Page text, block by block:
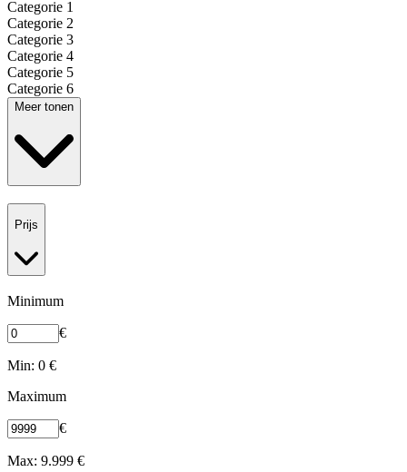
Categorie 1
Categorie 2
Categorie 3
Categorie 4
Categorie 5
Categorie 6
Meer tonen
Prijs
Minimum
€
Min: 0 €
Maximum
€
Max: 9.999 €